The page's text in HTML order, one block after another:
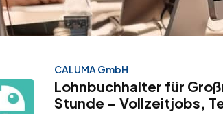
CALUMA GmbH
Lohnbuchhalter für
Stunde – Vollzeitjobs,